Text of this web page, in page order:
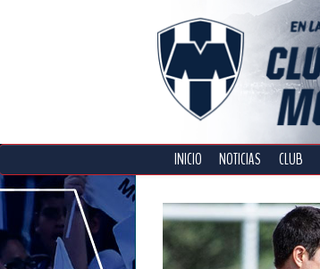
INICIO NOTICIAS CLUB